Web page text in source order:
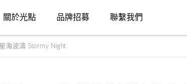
關於光點 品牌招募 聯繫我們
海波濤 Stormy Night